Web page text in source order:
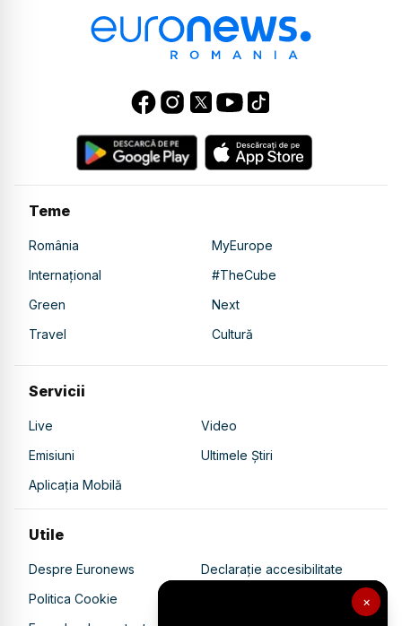
×
Teme
România
MyEurope
Internațional
#TheCube
Green
Next
Travel
Cultură
Servicii
Live
Video
Emisiuni
Ultimele Știri
Aplicația Mobilă
Utile
Despre Euronews
Declarație accesibilitate
Politica Cookie
Politica de confidențialitate